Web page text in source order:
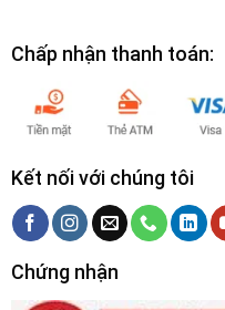
Chấp nhận thanh toán:
Kết nối với chúng tôi
Chứng nhận